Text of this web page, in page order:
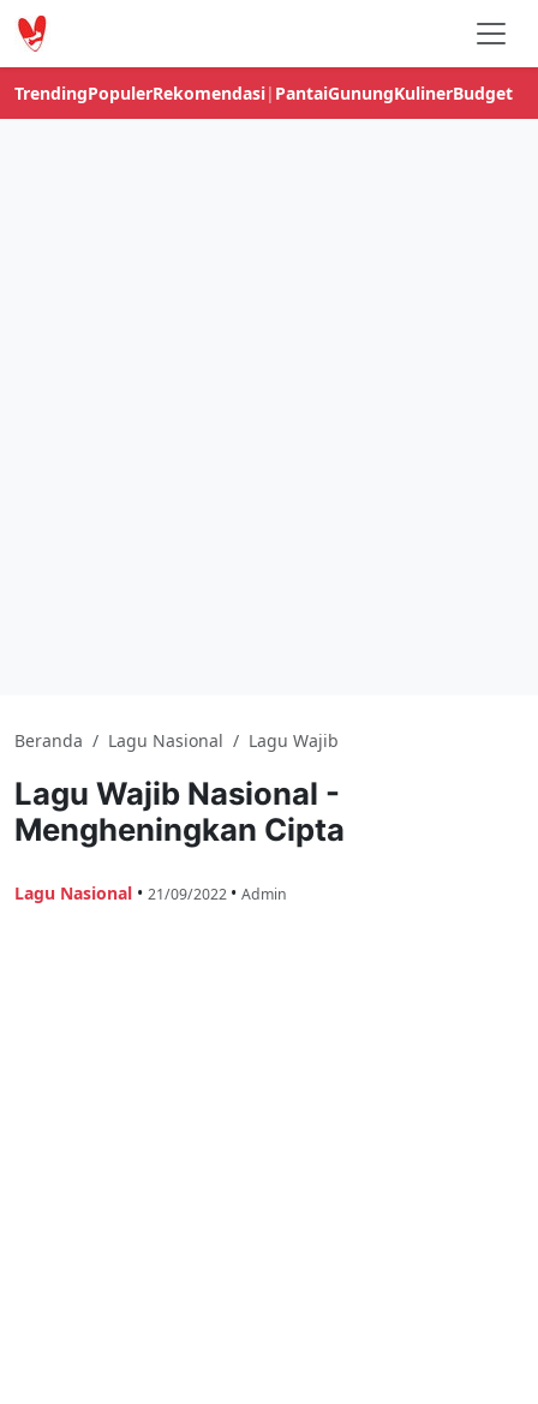
TrendingPopulerRekomendasi| PantaiGunungKulinerBudget
Beranda / Lagu Nasional / Lagu Wajib
Lagu Wajib Nasional -
Mengheningkan Cipta
Lagu Nasional • 21/09/2022 • Admin